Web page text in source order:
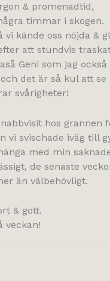
& promenadtid,
timmar i skogen.
kände oss nöjda &
att stundvis
Geni som jag
det är så kul att se
svårigheter!
hos grannen
vi svischade iväg till
med min
de senaste
än välbehövligt.
& gott.
veckan!